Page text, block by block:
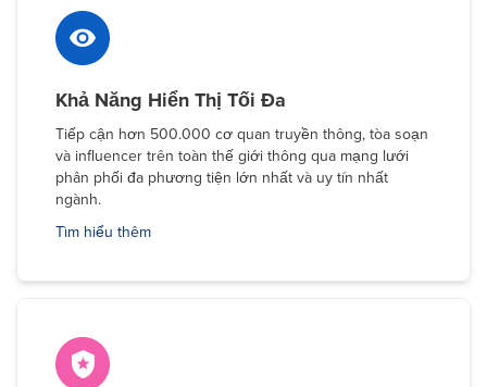
Khả Năng Hiển Thị Tối Đa
Tiếp cận hơn 500.000 cơ quan truyền thông, tòa soạn
và influencer trên toàn thế giới thông qua mạng lưới
phân phối đa phương tiện lớn nhất và uy tín nhất
ngành.
Tìm hiểu thêm